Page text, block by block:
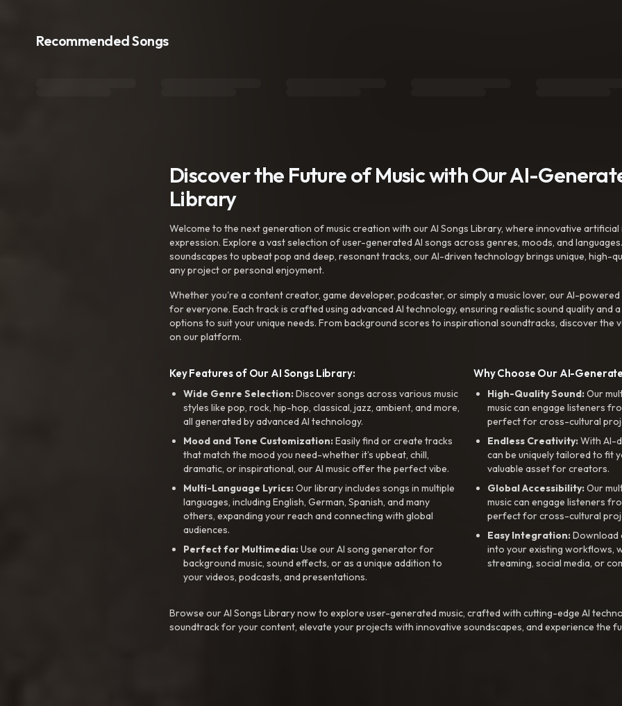
Recommended Songs
Discover the Future of Music with Our AI-
Library
Welcome to the next generation of music creation with our AI Songs Library, where innovative
expression. Explore a vast selection of user-generated AI songs across genres, moods, and
soundscapes to upbeat pop and deep, resonant tracks, our AI-driven technology brings unique, high-
any project or personal enjoyment.
Whether you're a content creator, game developer, podcaster, or simply a music lover, our AI-
for everyone. Each track is crafted using advanced AI technology, ensuring realistic sound quality and
options to suit your unique needs. From background scores to inspirational soundtracks, discover the
on our platform.
Key Features of Our AI Songs Library:
Wide Genre Selection:Discover songs across various music
styles like pop, rock, hip-hop, classical, jazz, ambient, and more,
all generated by advanced AI technology.
Mood and Tone Customization:Easily find or create tracks
that match the mood you need-whether it’s upbeat, chill,
dramatic, or inspirational, our AI music offer the perfect vibe.
Multi-Language Lyrics:Our library includes songs in multiple
languages, including English, German, Spanish, and many
others, expanding your reach and connecting with global
audiences.
Perfect for Multimedia:Use our AI song generator for
background music, sound effects, or as a unique addition to
your videos, podcasts, and presentations.
Why Choose Our AI-
High-Quality Sound:Our
music can engage listeners
perfect for cross-cultural
Endless Creativity:With AI-
can be uniquely tailored to fit
valuable asset for creators.
Global Accessibility:Our
music can engage listeners
perfect for cross-cultural
Easy Integration:Download
into your existing workflows,
streaming, social media, or
Browse our AI Songs Library now to explore user-generated music, crafted with cutting-edge AI
soundtrack for your content, elevate your projects with innovative soundscapes, and experience the